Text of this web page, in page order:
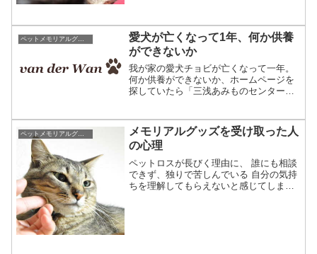
ペットメモリアルグッズがペットロスの支えになったお話し
愛犬が亡くなって1年、何か供養
ができないか
我が家の愛犬チョビが亡くなって一年。
何か供養ができないか、ホームページを
探していたら「三浅あみものセンター」
応募しました。デザイン画が直ぐに届
き、愛犬チョビにそっくりな...
メモリアルグッズを受け取った人
の心理
ペットロスが長びく理由に、 誰にも相談
できず、独りで苦しんでいる 自分の気持
ちを理解してもらえないと感じてしまう